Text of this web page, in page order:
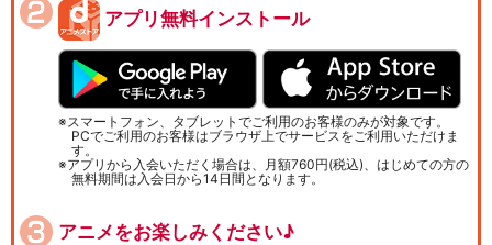
アプリ無料インストール
スマートフォン、タブレットでご利用のお客様のみが対象です。
PCでご利用のお客様はブラウザ上でサービスをご利用いただけま
す。
アプリから入会いただく場合は、月額760円(税込)、はじめての方の
無料期間は入会日から14日間となります。
アニメをお楽しみください♪